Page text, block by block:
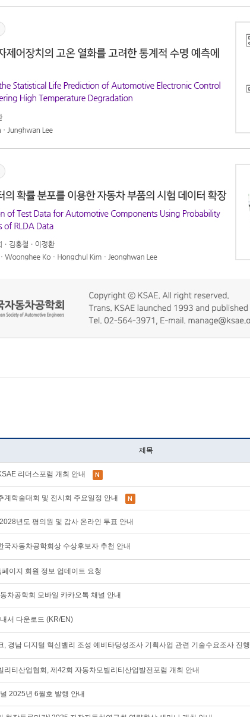
제목
리더스포럼 개최 안내
계학술대회 및 전시회 주요일정 안내
년도 평의원 및 감사 온라인 투표 안내
국자동차공학회상 수상후보자 추천 안내
페이지 회원 정보 업데이트 요청
차공학회 모바일 카카오톡 채널 안내
서 다운로드 (KR/EN)
, 경남 디지털 혁신밸리 조성 예비타당성조사 기획사업 관련 기술수요조사 진행
리티산업협회, 제42회 자동차모빌리티산업발전포럼 개최 안내
2025년 6월호 발행 안내